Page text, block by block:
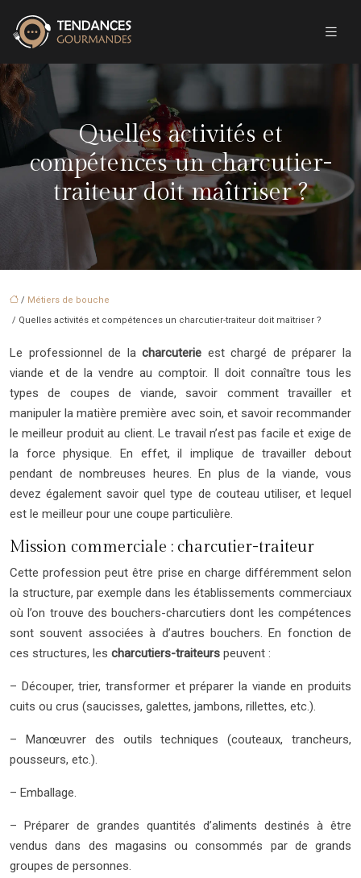
Quelles activités et
compétences un charcutier-
traiteur doit maîtriser ?
/ Métiers de bouche
/ Quelles activités et compétences un charcutier-traiteur doit maîtriser ?
Le professionnel de lacharcuterie est chargé de préparer la
viande et de la vendre au comptoir. Il doit connaître tous les
types de coupes de viande, savoir comment travailler et
manipuler la matière première avec soin, et savoir recommander
le meilleur produit au client. Le travail n’est pas facile et exige de
la force physique. En effet, il implique de travailler debout
pendant de nombreuses heures. En plus de la viande, vous
devez également savoir quel type de couteau utiliser, et lequel
est le meilleur pour une coupe particulière.
Mission commerciale : charcutier-traiteur
Cette profession peut être prise en charge différemment selon
la structure, par exemple dans les établissements commerciaux
où l’on trouve des bouchers-charcutiers dont les compétences
sont souvent associées à d’autres bouchers. En fonction de
ces structures, les charcutiers-traiteurs peuvent :
– Découper, trier, transformer et préparer la viande en produits
cuits ou crus (saucisses, galettes, jambons, rillettes, etc.).
– Manœuvrer des outils techniques (couteaux, trancheurs,
pousseurs, etc.).
– Emballage.
– Préparer de grandes quantités d’aliments destinés à être
vendus dans des magasins ou consommés par de grands
groupes de personnes.